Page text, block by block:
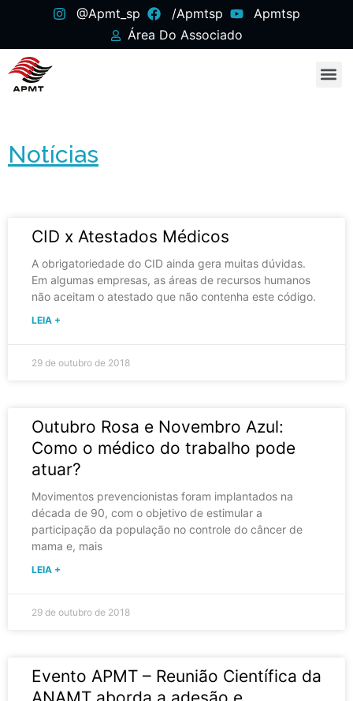
@apmt_sp /apmtsp
Apmtsp
Área Do Associado
Notícias
CID x Atestados Médicos
A obrigatoriedade do CID ainda gera muitas dúvidas.
Em algumas empresas, as áreas de recursos humanos
não aceitam o atestado que não contenha este código.
LEIA +
29 de outubro de 2018
Outubro Rosa e Novembro Azul:
Como o médico do trabalho pode
atuar?
Movimentos prevencionistas foram implantados na
década de 90, com o objetivo de estimular a
participação da população no controle do câncer de
mama e, mais
LEIA +
29 de outubro de 2018
Evento APMT – Reunião Científica da